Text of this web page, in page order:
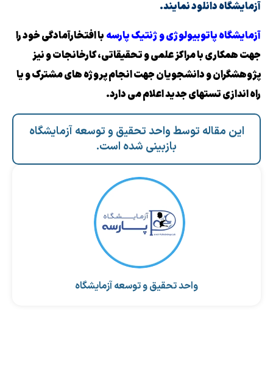
نمایند.
و ژنتیک پارسهبا افتخارآمادگی خود را
مراکز علمی و تحقیقاتی، کارخانجات و نیز
دانشجویان جهت انجام پروژه های مشترک و یا
جدید اعلام می دارد.
توسط واحد تحقیق و توسعه آزمایشگاه
بازبینی شده است.
واحد تحقیق و توسعه آزمایشگاه